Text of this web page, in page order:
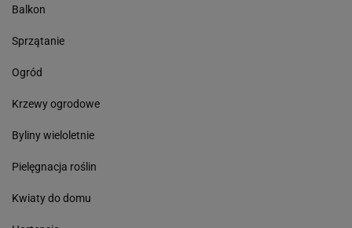
Balkon
Sprzątanie
Ogród
Krzewy ogrodowe
Byliny wieloletnie
Pielęgnacja roślin
Kwiaty do domu